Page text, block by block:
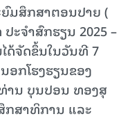
ມສຶກສາຕອນປາຍ (
ະຈໍາສົກຮຽນ 2025 –
ດ້ຈັດຂຶ້ນໃນວັນທີ 7
ກໂຮງຮຽນຂອງ
ານ ບຸນປອນ ທອງສຸ
ສາທິການ ແລະ